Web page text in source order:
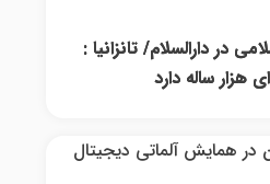
در دارالسلام/ تانزانیا :
هزار ساله دارد